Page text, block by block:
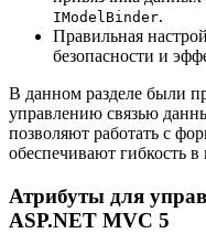
IModelBinder.
Правильная
безопасности и
В данном разделе были
управлению связью
позволяют работать с
обеспечивают гибкость
Атрибуты для
ASP.NET MVC 5